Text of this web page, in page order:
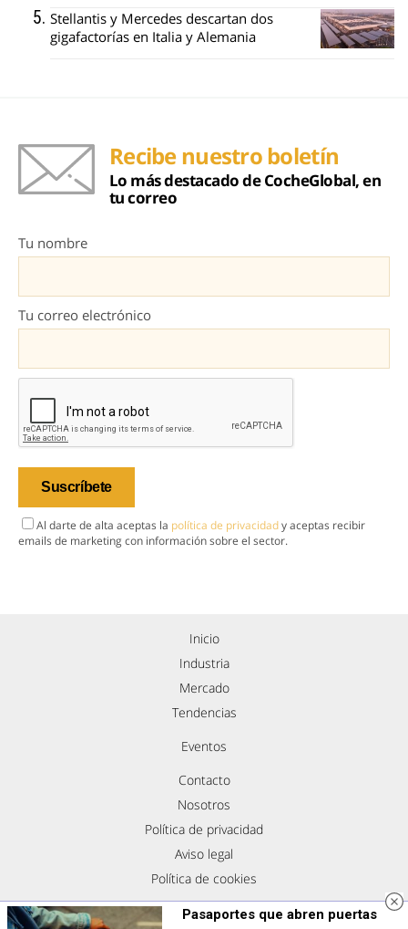
Stellantis y Mercedes descartan dos
gigafactorías en Italia y Alemania
Recibe nuestro boletín
Lo más destacado de CocheGlobal, en
tu correo
Tu nombre
Tu correo electrónico
Al darte de alta aceptas la política de privacidady aceptas recibir
emails de marketing con información sobre el sector.
Inicio
Industria
Mercado
Tendencias
Eventos
Contacto
Nosotros
Política de privacidad
Aviso legal
Política de cookies
Síguenos
Pasaportes que abren puertas